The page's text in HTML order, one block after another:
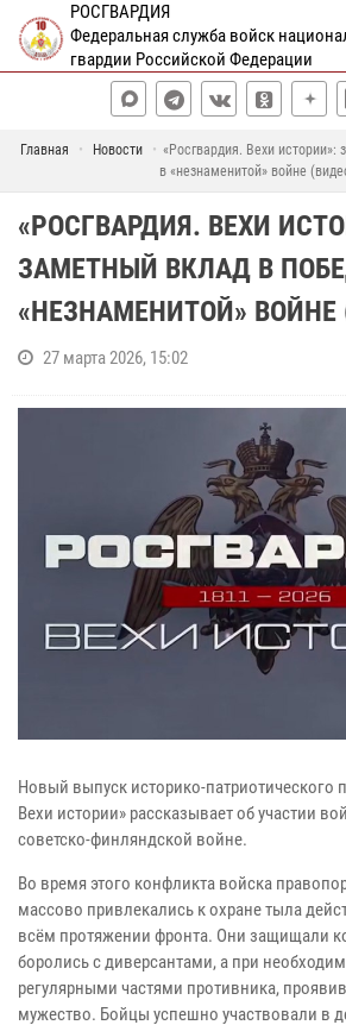
РОСГВАРДИЯ
Федеральная служба войск
гвардии Российской Федерации
Главная Новости
«Росгвардия. Вехи истории»:
в «незнаменитой» войне
«РОСГВАРДИЯ. ВЕХИ
ЗАМЕТНЫЙ ВКЛАД В
«НЕЗНАМЕНИТОЙ» ВОЙНЕ
27 марта 2026, 15:02
Новый выпуск историко-патриотического
Вехи истории» рассказывает об участии
советско-финляндской войне.
Во время этого конфликта войска
массово привлекались к охране тыла
всём протяжении фронта. Они защищали
боролись с диверсантами, а при
регулярными частями противника,
мужество. Бойцы успешно участвовали в